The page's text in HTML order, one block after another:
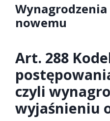
Wynagrodzenia
nowemu
Art. 288
czyli
wyjaśnieniu